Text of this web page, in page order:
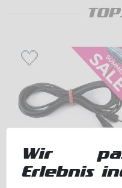
Kabel: RF Antennenkabel
Wir
Erlebnis